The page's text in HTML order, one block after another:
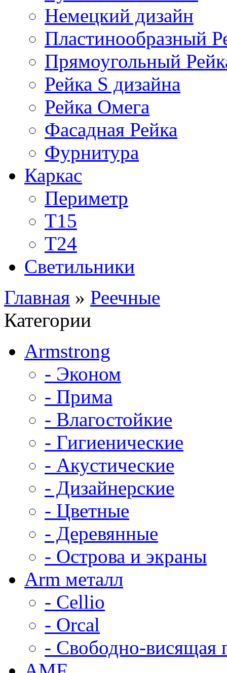
Немецкий дизайн
Пластинообразный
Прямоугольный
Рейка S дизайна
Рейка Омега
Фасадная Рейка
Фурнитура
Каркас
Периметр
Т15
Т24
Светильники
Главная » Реечные
Категории
Armstrong
- Эконом
- Прима
- Влагостойкие
- Гигиенические
- Акустические
- Дизайнерские
- Цветные
- Деревянные
- Острова и экраны
Arm металл
- Cellio
- Orcal
- Свободно-висящая